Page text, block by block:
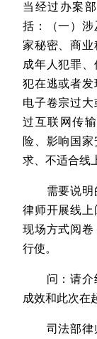
当经过办案
括：（一）涉
家秘密、商
成年人犯罪
犯在逃或者发
电子卷宗过
过互联网传
险、影响国
求、不适合线
需要说明的
律师开展线
现场方式阅卷
行使。
问：请介绍
成效和此次在
司法部律师